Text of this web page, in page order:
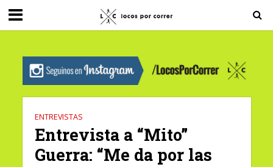
G-0X2PD3RFLV
ENTREVISTAS
Entrevista a “Mito”
Guerra: “Me da por las